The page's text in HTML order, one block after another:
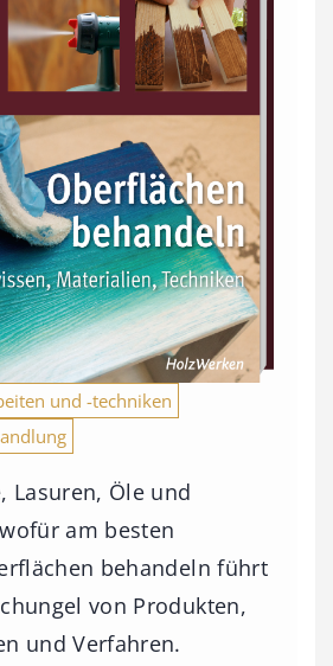
und -techniken
Lasuren, Öle und
am besten
behandeln führt
von Produkten,
und Verfahren.